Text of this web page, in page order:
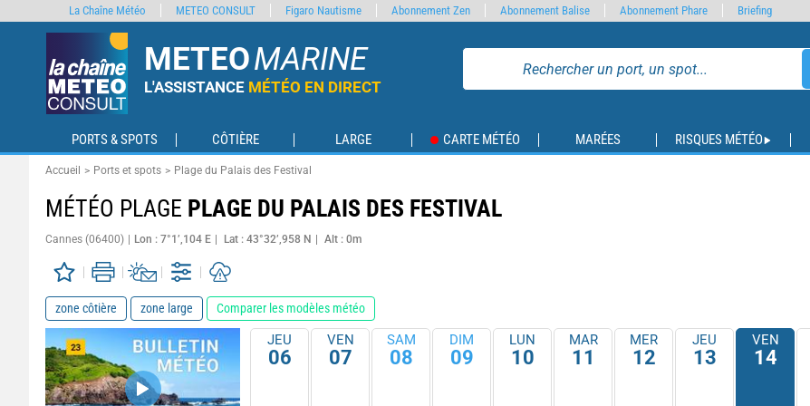
METEOMARINE
L'ASSISTANCE MÉTÉO EN DIRECT
PORTS & SPOTS CÔTIÈRE LARGE CARTE MÉTÉO MARÉES RISQUES MÉTÉO
Accueil Ports et spots Plage du Palais des Festival
MÉTÉO PLAGE PLAGE DU PALAIS DES FESTIVAL
Cannes (06400) Lon : 7°1’,104 E Lat : 43°32’,958 N Alt : 0m
zone côtière zone large Comparer les modèles météo
JEU
06
VEN
07
SAM
08
DIM
09
LUN
10
MAR
11
MER
12
JEU
13
VEN
14
La Chaîne Météo METEO CONSULT Figaro Nautisme Abonnement Zen Abonnement Balise Abonnement Phare Briefing